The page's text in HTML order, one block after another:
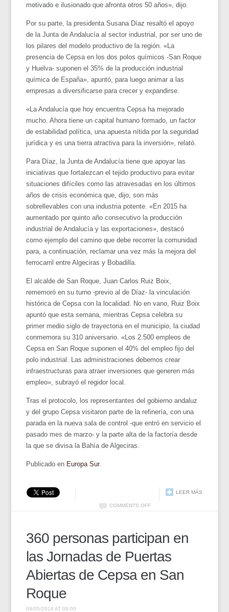
motivado e ilusionado que afronta otros 50 años», dijo.
Por su parte, la presidenta Susana Díaz resaltó el apoyo
de la Junta de Andalucía al sector industrial, por ser uno de
los pilares del modelo productivo de la región. «La
presencia de Cepsa en los dos polos químicos -San Roque
y Huelva- suponen el 35% de la producción industrial
química de España», apuntó, para luego animar a las
empresas a diversificarse para crecer y expandirse.
«La Andalucía que hoy encuentra Cepsa ha mejorado
mucho. Ahora tiene un capital humano formado, un factor
de estabilidad política, una apuesta nítida por la seguridad
jurídica y es una tierra atractiva para la inversión», relató.
Para Díaz, la Junta de Andalucía tiene que apoyar las
iniciativas que fortalezcan el tejido productivo para evitar
situaciones difíciles como las atravesadas en los últimos
años de crisis económica que, dijo, son más
sobrellevables con una industria potente. «En 2015 ha
aumentado por quinto año consecutivo la producción
industrial de Andalucía y las exportaciones», destacó
como ejemplo del camino que debe recorrer la comunidad
para, a continuación, reclamar una vez más la mejora del
ferrocarril entre Algeciras y Bobadilla.
El alcalde de San Roque, Juan Carlos Ruiz Boix,
rememoró en su turno -previo al de Díaz- la vinculación
histórica de Cepsa con la localidad. No en vano, Ruiz Boix
apuntó que esta semana, mientras Cepsa celebra su
primer medio siglo de trayectoria en el municipio, la ciudad
conmemora su 310 aniversario. «Los 2.500 empleos de
Cepsa en San Roque suponen el 40% del empleo fijo del
polo industrial. Las administraciones debemos crear
infraestructuras para atraer inversiones que generen más
empleo», subrayó el regidor local.
Tras el protocolo, los representantes del gobierno andaluz
y del grupo Cepsa visitaron parte de la refinería, con una
parada en la nueva sala de control -que entró en servicio el
pasado mes de marzo- y la parte alta de la factoría desde
la que se divisa la Bahía de Algeciras.
Publicado en Europa Sur.
LEER MÁS
COMMENTS OFF
360 personas participan en
las Jornadas de Puertas
Abiertas de Cepsa en San
Roque
09/05/2016 AT 08:00